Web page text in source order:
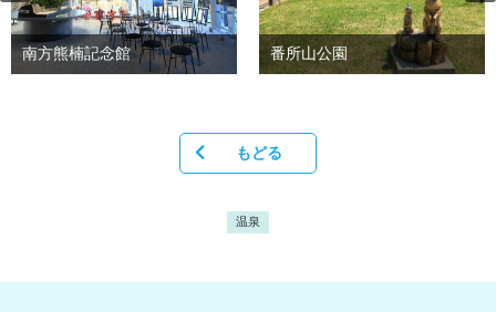
南方熊楠記念館 番所山公園
もどる
温泉